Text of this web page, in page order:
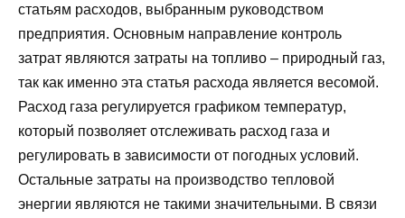
статьям расходов, выбранным руководством
предприятия. Основным направление контроль
затрат являются затраты на топливо – природный газ,
так как именно эта статья расхода является весомой.
Расход газа регулируется графиком температур,
который позволяет отслеживать расход газа и
регулировать в зависимости от погодных условий.
Остальные затраты на производство тепловой
энергии являются не такими значительными. В связи